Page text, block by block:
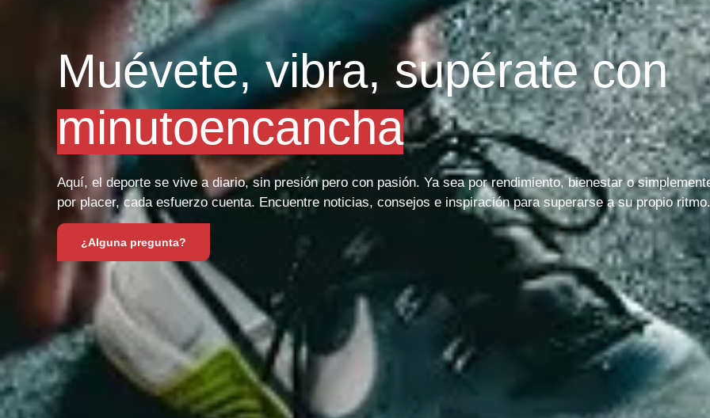
Muévete, vibra, supérate con
minutoencancha
Aquí, el deporte se vive a diario, sin presión pero con pasión. Ya sea por rendimiento, bienestar o
por placer, cada esfuerzo cuenta. Encuentre noticias, consejos e inspiración para superarse a su propio ritmo.
¿Alguna pregunta?